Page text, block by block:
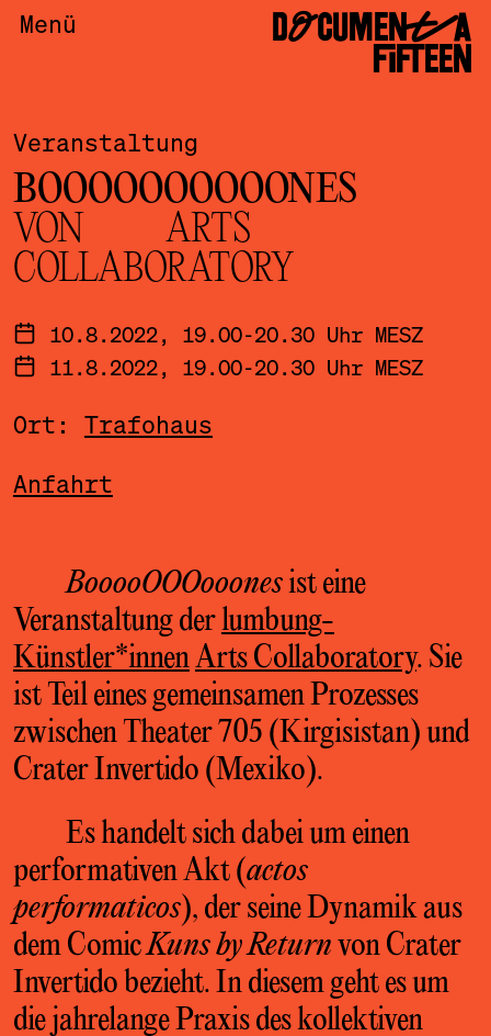
Menü DOCUMENTA
FIFTEEN
Veranstaltung
BOOOOOOOOOONES
VON ARTS
COLLABORATORY
10.8.2022, 19.00-20.30 Uhr MESZ
11.8.2022, 19.00-20.30 Uhr MESZ
Ort: Trafohaus
Anfahrt
BooooOOOooonesist eine
Veranstaltung derlumbung-
Künstler*innenArts Collaboratory. Sie
ist Teil eines gemeinsamen Prozesses
zwischen Theater 705 (Kirgisistan) und
Crater Invertido (Mexiko).
Es handelt sich dabei um einen
performativen Akt (actos
performaticos), der seine Dynamik aus
dem ComicKuns by Returnvon Crater
Invertido bezieht. In diesem geht es um
die jahrelange Praxis des kollektiven